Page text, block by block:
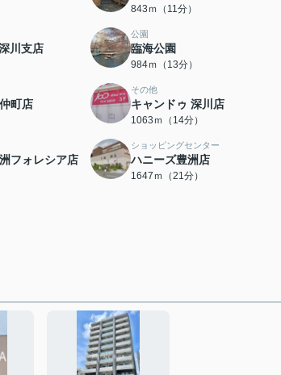
843ｍ（11分）
川支店
公園
臨海公園
984ｍ（13分）
町店
その他
キャンドゥ 深川店
1063ｍ（14分）
フォレシア店
ショッピングセンター
ハニーズ豊洲店
1647ｍ（21分）